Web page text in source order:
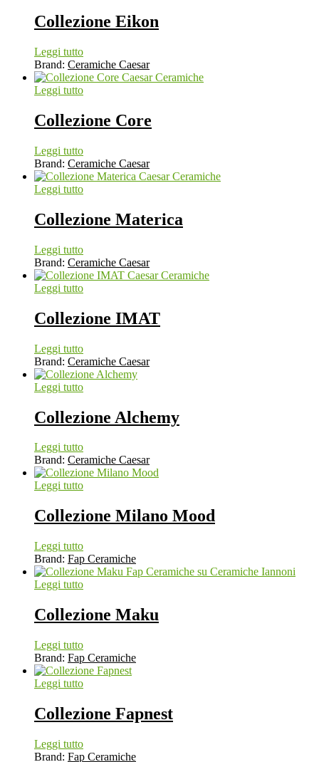
Collezione Eikon
Leggi tutto
Brand: Ceramiche Caesar
Leggi tutto
Collezione Core
Leggi tutto
Brand: Ceramiche Caesar
Leggi tutto
Collezione Materica
Leggi tutto
Brand: Ceramiche Caesar
Leggi tutto
Collezione IMAT
Leggi tutto
Brand: Ceramiche Caesar
Leggi tutto
Collezione Alchemy
Leggi tutto
Brand: Ceramiche Caesar
Leggi tutto
Collezione Milano Mood
Leggi tutto
Brand: Fap Ceramiche
Leggi tutto
Collezione Maku
Leggi tutto
Brand: Fap Ceramiche
Leggi tutto
Collezione Fapnest
Leggi tutto
Brand: Fap Ceramiche